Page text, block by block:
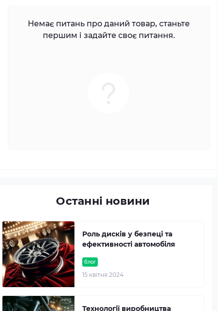
Немає питань про даний товар, станьте
першим і задайте своє питання.
Останні новини
блог
15 квітня 2024
Роль дисків у безпеці та
ефективності автомобіля
Технології виробництва